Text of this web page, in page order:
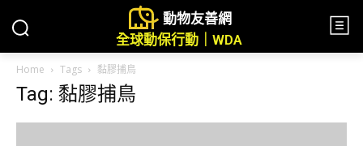
動物友善網
全球動保行動｜WDA
Home Tags 黏膠捕鳥
Tag: 黏膠捕鳥